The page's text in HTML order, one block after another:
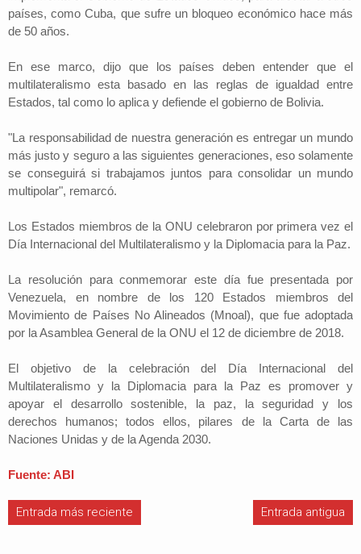
países, como Cuba, que sufre un bloqueo económico hace más
de 50 años.
En ese marco, dijo que los países deben entender que el
multilateralismo esta basado en las reglas de igualdad entre
Estados, tal como lo aplica y defiende el gobierno de Bolivia.
"La responsabilidad de nuestra generación es entregar un mundo
más justo y seguro a las siguientes generaciones, eso solamente
se conseguirá si trabajamos juntos para consolidar un mundo
multipolar", remarcó.
Los Estados miembros de la ONU celebraron por primera vez el
Día Internacional del Multilateralismo y la Diplomacia para la Paz.
La resolución para conmemorar este día fue presentada por
Venezuela, en nombre de los 120 Estados miembros del
Movimiento de Países No Alineados (Mnoal), que fue adoptada
por la Asamblea General de la ONU el 12 de diciembre de 2018.
El objetivo de la celebración del Día Internacional del
Multilateralismo y la Diplomacia para la Paz es promover y
apoyar el desarrollo sostenible, la paz, la seguridad y los
derechos humanos; todos ellos, pilares de la Carta de las
Naciones Unidas y de la Agenda 2030.
Fuente: ABI
Entrada más reciente Entrada antigua